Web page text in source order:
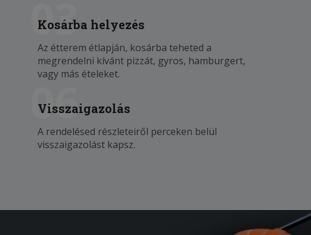
03
Kosárba helyezés
Az étterem étlapján, kosárba teheted a
megrendelni kívánt pizzát, gyros, hamburgert,
vagy más ételeket.
06
Visszaigazolás
A rendelésed részleteiről perceken belül
visszaigazolást kapsz.